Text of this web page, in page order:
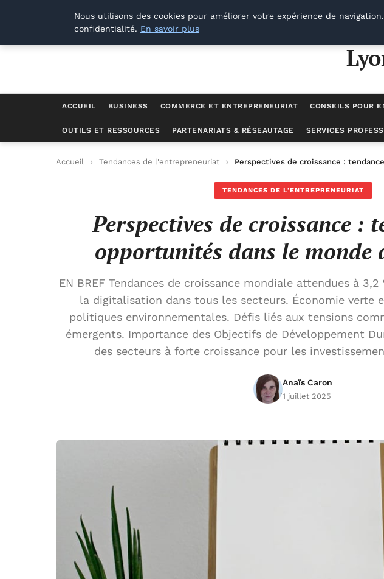
Lyon Photos
ACCUEIL BUSINESS COMMERCE ET ENTREPRENEURIAT CONSEILS POUR
OUTILS ET RESSOURCES PARTENARIATS & RÉSEAUTAGE SERVICES
Accueil Tendances de l'entrepreneuriat Perspectives de croissance :
TENDANCES DE L'ENTREPRENEURIAT
Perspectives de croissance :
opportunités dans le monde
EN BREF Tendances de croissance mondiale attendues à
la digitalisation dans tous les secteurs. Économie verte
politiques environnementales. Défis liés aux tensions
émergents. Importance des Objectifs de Développement
des secteurs à forte croissance pour les
Anaïs Caron
1 juillet 2025
Nous utilisons des cookies pour améliorer votre expérience de
confidentialité. En savoir plus